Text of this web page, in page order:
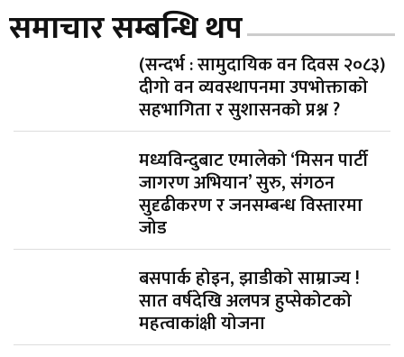
समाचार सम्बन्धि थप
(सन्दर्भ : सामुदायिक वन दिवस २०८३)
दीगो वन व्यवस्थापनमा उपभोक्ताको
सहभागिता र सुशासनको प्रश्न ?
मध्यविन्दुबाट एमालेको ‘मिसन पार्टी
जागरण अभियान’ सुरु, संगठन
सुदृढीकरण र जनसम्बन्ध विस्तारमा
जोड
बसपार्क होइन, झाडीको साम्राज्य !
सात वर्षदेखि अलपत्र हुप्सेकोटको
महत्वाकांक्षी योजना